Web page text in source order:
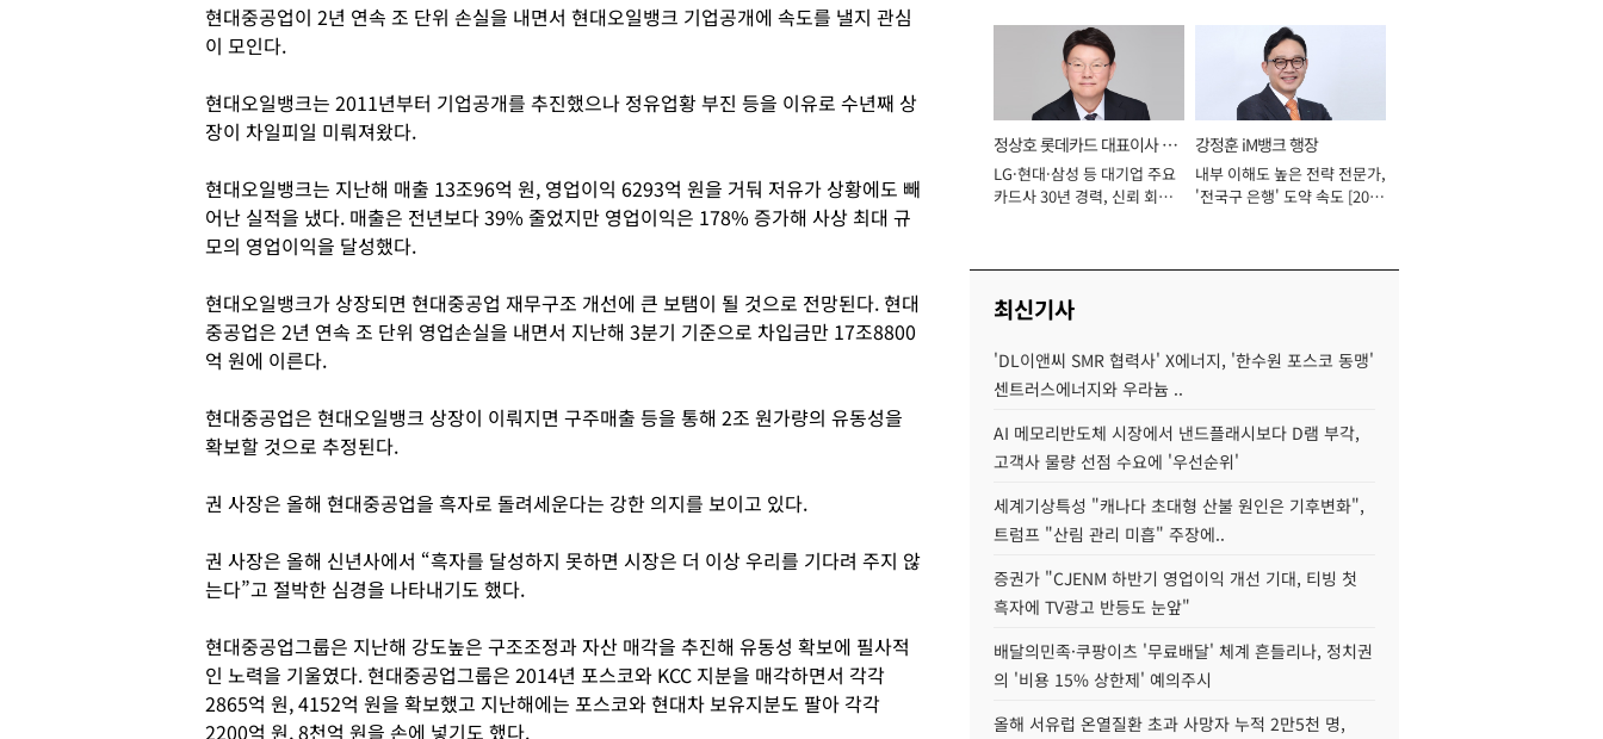
현대중공업이 2년 연속 조 단위 손실을 내면서 현대오일뱅크 기업공개에 속도를 낼지 관심
이 모인다.
현대오일뱅크는 2011년부터 기업공개를 추진했으나 정유업황 부진 등을 이유로 수년째 상
장이 차일피일 미뤄져왔다.
현대오일뱅크는 지난해 매출 13조96억 원, 영업이익 6293억 원을 거둬 저유가 상황에도 빼
어난 실적을 냈다. 매출은 전년보다 39% 줄었지만 영업이익은 178% 증가해 사상 최대 규
모의 영업이익을 달성했다.
현대오일뱅크가 상장되면 현대중공업 재무구조 개선에 큰 보탬이 될 것으로 전망된다. 현대
중공업은 2년 연속 조 단위 영업손실을 내면서 지난해 3분기 기준으로 차입금만 17조8800
억 원에 이른다.
현대중공업은 현대오일뱅크 상장이 이뤄지면 구주매출 등을 통해 2조 원가량의 유동성을
확보할 것으로 추정된다.
권 사장은 올해 현대중공업을 흑자로 돌려세운다는 강한 의지를 보이고 있다.
권 사장은 올해 신년사에서 “흑자를 달성하지 못하면 시장은 더 이상 우리를 기다려 주지 않
는다”고 절박한 심경을 나타내기도 했다.
현대중공업그룹은 지난해 강도높은 구조조정과 자산 매각을 추진해 유동성 확보에 필사적
인 노력을 기울였다. 현대중공업그룹은 2014년 포스코와 KCC 지분을 매각하면서 각각
2865억 원, 4152억 원을 확보했고 지난해에는 포스코와 현대차 보유지분도 팔아 각각
2200억 원, 8천억 원을 손에 넣기도 했다.
정상호 롯데카드 대표이사 사
장
LG·현대·삼성 등 대기업 주요
카드사 30년 경력, 신뢰 회복
강정훈 iM뱅크 행장
내부 이해도 높은 전략 전문가,
'전국구 은행' 도약 속도 [2026
최신기사
'DL이앤씨 SMR 협력사' X에너지, '한수원 포스코 동맹'
센트러스에너지와 우라늄 ..
AI 메모리반도체 시장에서 낸드플래시보다 D램 부각,
고객사 물량 선점 수요에 '우선순위'
세계기상특성 "캐나다 초대형 산불 원인은 기후변화",
트럼프 "산림 관리 미흡" 주장에..
증권가 "CJENM 하반기 영업이익 개선 기대, 티빙 첫
흑자에 TV광고 반등도 눈앞"
배달의민족·쿠팡이츠 '무료배달' 체계 흔들리나, 정치권
의 '비용 15% 상한제' 예의주시
올해 서유럽 온열질환 초과 사망자 누적 2만5천 명,